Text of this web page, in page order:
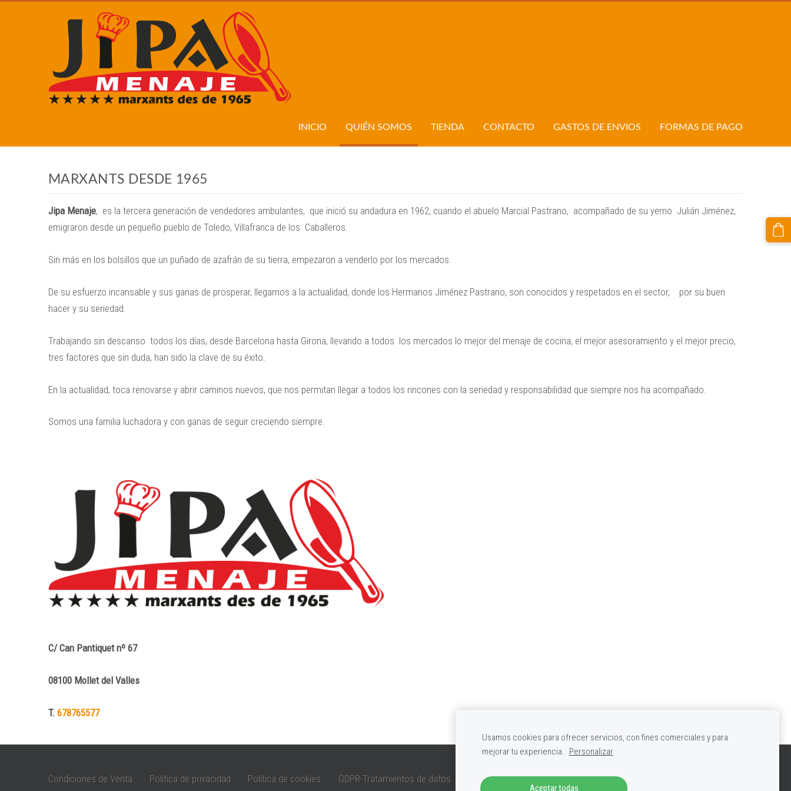
INICIO QUIÉN SOMOS TIENDA CONTACTO GASTOS DE ENVIOS FORMAS DE PAGO
MARXANTS DESDE 1965
Jipa Menaje, es la tercera generación de vendedores ambulantes, que inició su andadura en 1962, cuando el abuelo Marcial Pastrano, acompañado de su yerno Julián Jiménez,
emigraron desde un pequeño pueblo de Toledo, Villafranca de los Caballeros.
Sin más en los bolsillos que un puñado de azafrán de su tierra, empezaron a venderlo por los mercados.
De su esfuerzo incansable y sus ganas de prosperar, llegamos a la actualidad, donde los Hermanos Jiménez Pastrano, son conocidos y respetados en el sector, por su buen
hacer y su seriedad.
Trabajando sin descanso todos los días, desde Barcelona hasta Girona, llevando a todos los mercados lo mejor del menaje de cocina, el mejor asesoramiento y el mejor precio,
tres factores que sin duda, han sido la clave de su éxito.
En la actualidad, toca renovarse y abrir caminos nuevos, que nos permitan llegar a todos los rincones con la seriedad y responsabilidad que siempre nos ha acompañado.
Somos una familia luchadora y con ganas de seguir creciendo siempre.
C/ Can Pantiquet nº 67
08100 Mollet del Valles
T. 678765577
Condiciones de Venta Política de privacidad Política de cookies GDPR-Tratamientos de datos GDPR-F. Portabilidad Derecho al olvido
Usamos cookies para ofrecer servicios, con fines comerciales y para
mejorar tu experiencia. Personalizar
Aceptar todas